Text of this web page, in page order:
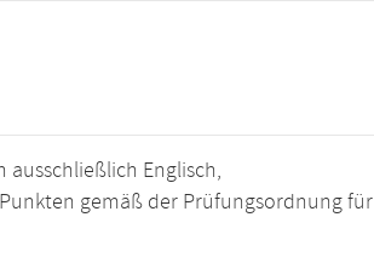
ausschließlich Englisch,
gemäß der Prüfungsordnung für